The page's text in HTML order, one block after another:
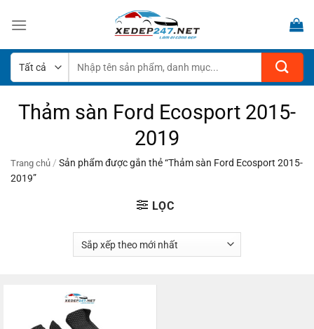
qua
dung
kiếm:
Thảm sàn Ford Ecosport 2015-
2019
Trang chủ / Sản phẩm được gắn thẻ “Thảm sàn Ford Ecosport 2015-
2019”
LỌC